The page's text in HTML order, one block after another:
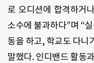
로 오디션에 합격하거
소수에 불과하다”며 “
동을 하고, 학교도 다니
말했다. 인디밴드 활동